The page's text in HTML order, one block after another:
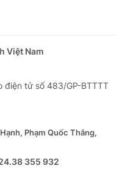
Việt Nam
điện tử số 483/GP-BTTTT
Phạm Quốc Thắng,
355 932